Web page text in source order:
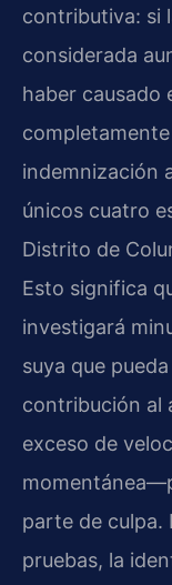
contributiva: si
considerada
haber causado
indemnización
únicos cuatro
Distrito de
Esto significa
investigará
suya que
contribución al
exceso de
parte de culpa.
pruebas, la